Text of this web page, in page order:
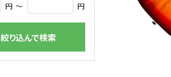
円 ～ 円
絞り込んで検索